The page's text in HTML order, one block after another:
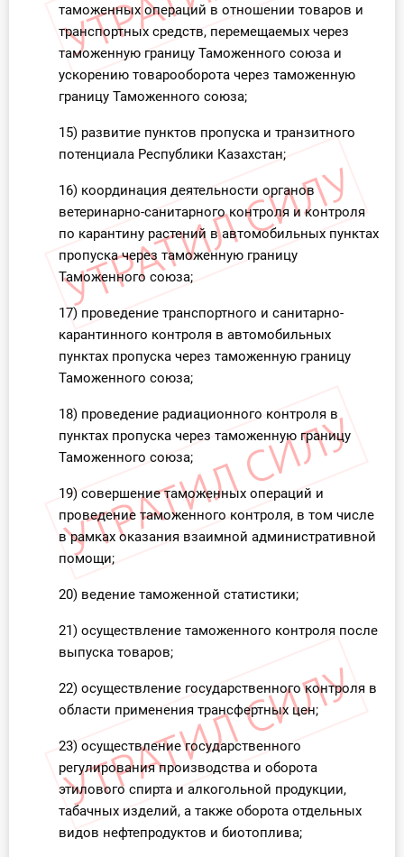
таможенных операций в отношении товаров и
транспортных средств, перемещаемых через
таможенную границу Таможенного союза и
ускорению товарооборота через таможенную
границу Таможенного союза;
15) развитие пунктов пропуска и транзитного
потенциала Республики Казахстан;
16) координация деятельности органов
ветеринарно-санитарного контроля и контроля
по карантину растений в автомобильных пунктах
пропуска через таможенную границу
Таможенного союза;
17) проведение транспортного и санитарно-
карантинного контроля в автомобильных
пунктах пропуска через таможенную границу
Таможенного союза;
18) проведение радиационного контроля в
пунктах пропуска через таможенную границу
Таможенного союза;
19) совершение таможенных операций и
проведение таможенного контроля, в том числе
в рамках оказания взаимной административной
помощи;
20) ведение таможенной статистики;
21) осуществление таможенного контроля после
выпуска товаров;
22) осуществление государственного контроля в
области применения трансфертных цен;
23) осуществление государственного
регулирования производства и оборота
этилового спирта и алкогольной продукции,
табачных изделий, а также оборота отдельных
видов нефтепродуктов и биотоплива;